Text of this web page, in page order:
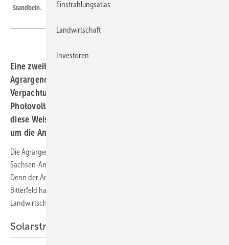
Standbein.
Eine zweite Einnahmequelle haben sich die
Agrargenossenschaften Neu Königsaue mit der
Verpachtung ihrer Dächer für den Bau von
Photovoltaikanlagen geschaffen. Sie können sich auf
diese Weise an der Energiewende beteiligen, ohne sich
um die Anlagen kümmern zu müssen.
Die Agrargenossenschaften in Neu Königsaue, einem kleinen Ort in
Sachsen-Anhalt, haben sich eine zweite Einnahmequelle gesichert.
Denn der Anbieter von Photovoltaiksystemen Q Cells mit Sitz in
Bitterfeld hat die riesigen Dächer von zwölf Gebäuden der
Landwirtschaftsbetriebe komplett mit Solarmodulen ausgestattet.
Solarstrom ohne eigene Investition
Einstrahlungsatlas
Landwirtschaft
Investoren